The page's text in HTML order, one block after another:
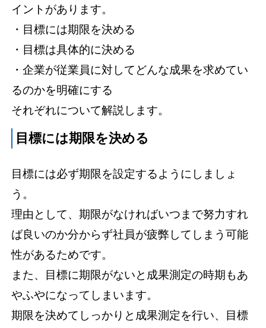
イントがあります。
・目標には期限を決める
・目標は具体的に決める
・企業が従業員に対してどんな成果を求めてい
るのかを明確にする
それぞれについて解説します。
目標には期限を決める
目標には必ず期限を設定するようにしましょ
う。
理由として、期限がなければいつまで努力すれ
ば良いのか分からず社員が疲弊してしまう可能
性があるためです。
また、目標に期限がないと成果測定の時期もあ
やふやになってしまいます。
期限を決めてしっかりと成果測定を行い、目標